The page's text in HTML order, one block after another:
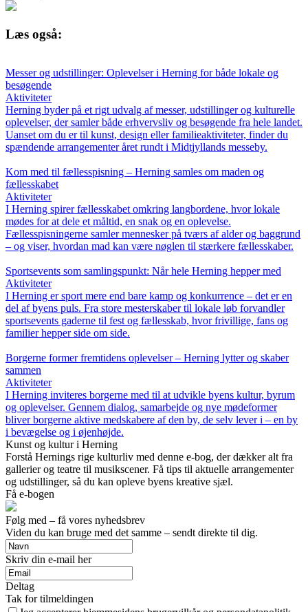
Læs også:
Messer og udstillinger: Oplevelser i Herning for både lokale og
besøgende
Aktiviteter
Herning byder på et rigt udvalg af messer, udstillinger og kulturelle
oplevelser, der samler både erhvervsliv og besøgende fra hele landet.
Uanset om du er til kunst, design eller familieaktiviteter, finder du
spændende arrangementer året rundt i Midtjyllands messeby.
Kom med til fællesspisning – Herning samles om maden og
fællesskabet
Aktiviteter
I Herning spirer fællesskabet omkring langbordene, hvor lokale
mødes for at dele et måltid, en snak og en oplevelse.
Fællesspisningerne samler mennesker på tværs af alder og baggrund
– og viser, hvordan mad kan være nøglen til stærkere fællesskaber.
Sportsevents som samlingspunkt: Når hele Herning hepper med
Aktiviteter
I Herning er sport mere end bare kamp og konkurrence – det er en
del af byens puls. Fra store mesterskaber til lokale løb forvandler
sportsevents gaderne til fest og fællesskab, hvor frivillige, fans og
familier hepper side om side.
Borgerne former fremtidens oplevelser – Herning lytter og skaber
sammen
Aktiviteter
I Herning inviteres borgerne med til at udvikle byens kultur, byrum
og oplevelser. Gennem dialog, samarbejde og nye mødeformer
bliver borgerne aktive medskabere af den by, de selv lever i – en by
i bevægelse og i øjenhøjde.
Kunst og kultur i Herning
Forstå Hernings rige kulturliv med denne e-bog, der dækker alt fra
gallerier og teatre til musikscener. Få tips til aktuelle arrangementer
og udstillinger, så du kan opleve byens kreative sjæl.
Få e-bogen
Følg med – få vores nyhedsbrev
Viden du kan bruge med det samme – sendt direkte til dig.
Skriv din e-mail her
Deltag
Tak for tilmeldingen